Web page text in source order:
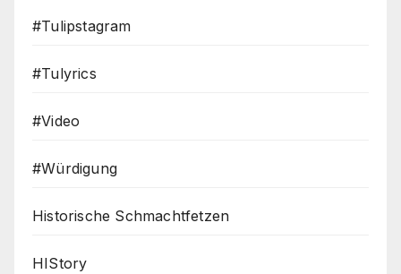
#Tulipstagram
#Tulyrics
#Video
#Würdigung
Historische Schmachtfetzen
HIStory